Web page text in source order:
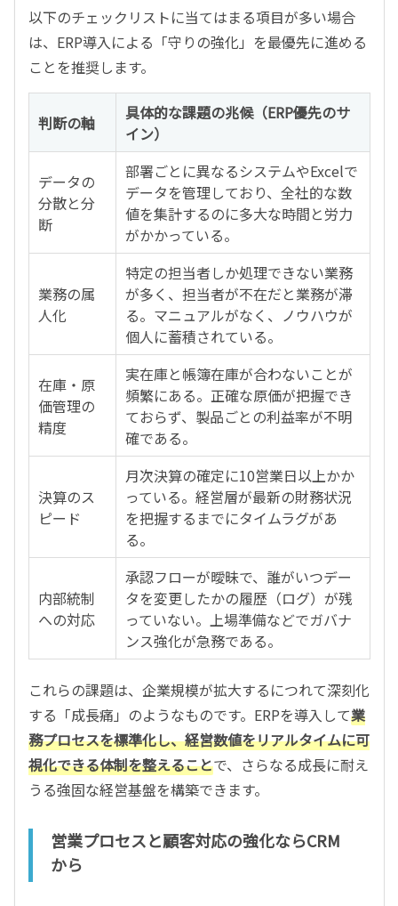
以下のチェックリストに当てはまる項目が多い場合
は、ERP導入による「守りの強化」を最優先に進める
ことを推奨します。
判断の軸
具体的な課題の兆候（ERP優先のサ
イン）
データの
分散と分
断
部署ごとに異なるシステムやExcelで
データを管理しており、全社的な数
値を集計するのに多大な時間と労力
がかかっている。
業務の属
人化
特定の担当者しか処理できない業務
が多く、担当者が不在だと業務が滞
る。マニュアルがなく、ノウハウが
個人に蓄積されている。
在庫・原
価管理の
精度
実在庫と帳簿在庫が合わないことが
頻繁にある。正確な原価が把握でき
ておらず、製品ごとの利益率が不明
確である。
決算のス
ピード
月次決算の確定に10営業日以上かか
っている。経営層が最新の財務状況
を把握するまでにタイムラグがあ
る。
内部統制
への対応
承認フローが曖昧で、誰がいつデー
タを変更したかの履歴（ログ）が残
っていない。上場準備などでガバナ
ンス強化が急務である。
これらの課題は、企業規模が拡大するにつれて深刻化
する「成長痛」のようなものです。ERPを導入して業
務プロセスを標準化し、経営数値をリアルタイムに可
視化できる体制を整えることで、さらなる成長に耐え
うる強固な経営基盤を構築できます。
営業プロセスと顧客対応の強化ならCRM
から